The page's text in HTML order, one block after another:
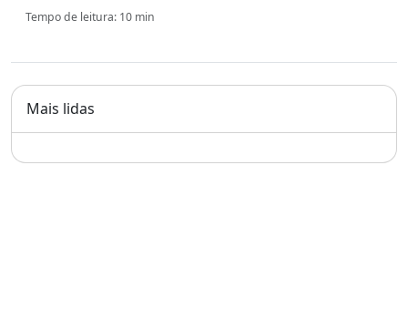
Tempo de leitura: 10 min
Mais lidas